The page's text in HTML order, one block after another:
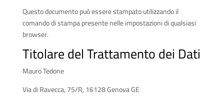
Questo documento può essere stampato utilizzando il
comando di stampa presente nelle impostazioni di qualsiasi
browser.
Titolare del Trattamento dei Dati
Mauro Tedone
Via di Ravecca, 75/R, 16128 Genova GE